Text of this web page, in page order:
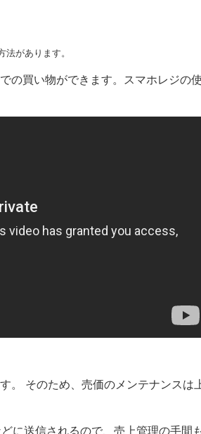
があります。
の買い物ができます。スマホレジの
そのため、売価のメンテナンスは
に送信されるので、売上管理の手間